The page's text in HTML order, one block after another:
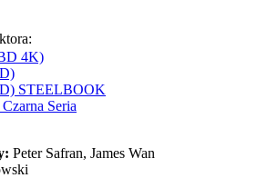
4K)
STEELBOOK
Seria
Peter Safran, James Wan